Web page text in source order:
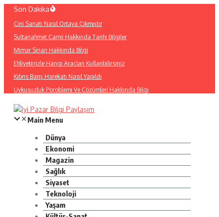
İçeriğe
Son Dakika
Çini Sanatı Nasıl Ortaya Çıkmıştır
Sultanahmet Camii Hakkında Tarihi Bilgiler
Mimar Sinan Hakkında Bilgi
Ehliyetinizle Hangi Araçları Kullanbilirsiniz
Kıbrıs Barış Harekatı Nasıl Yapıldı
Uykusuzluk Poroblemi Ve Çözümleri Hakkında Bilgi
Main Menu
Dünya
Ekonomi
Magazin
Sağlık
Siyaset
Teknoloji
Yaşam